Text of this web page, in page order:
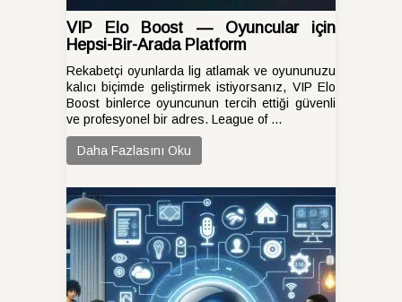
VIP Elo Boost — Oyuncular için
Hepsi-Bir-Arada Platform
Rekabetçi oyunlarda lig atlamak ve oyununuzu
kalıcı biçimde geliştirmek istiyorsanız, VIP Elo
Boost binlerce oyuncunun tercih ettiği güvenli
ve profesyonel bir adres. League of ...
Daha Fazlasını Oku